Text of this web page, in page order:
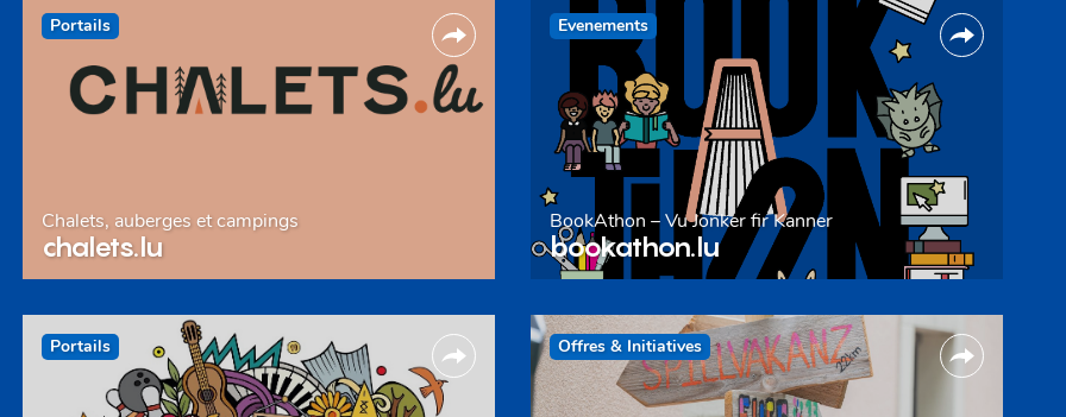
Portails
Chalets, auberges et campings
chalets.lu
Evenements
BookAthon – Vu Jonker fir Kanner
bookathon.lu
Portails Offres & Initiatives